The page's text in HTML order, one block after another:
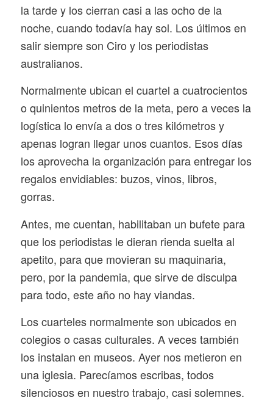
la tarde y los cierran casi a las ocho de la
noche, cuando todavía hay sol. Los últimos en
salir siempre son Ciro y los periodistas
australianos.
Normalmente ubican el cuartel a cuatrocientos
o quinientos metros de la meta, pero a veces la
logística lo envía a dos o tres kilómetros y
apenas logran llegar unos cuantos. Esos días
los aprovecha la organización para entregar los
regalos envidiables: buzos, vinos, libros,
gorras.
Antes, me cuentan, habilitaban un bufete para
que los periodistas le dieran rienda suelta al
apetito, para que movieran su maquinaria,
pero, por la pandemia, que sirve de disculpa
para todo, este año no hay viandas.
Los cuarteles normalmente son ubicados en
colegios o casas culturales. A veces también
los instalan en museos. Ayer nos metieron en
una iglesia. Parecíamos escribas, todos
silenciosos en nuestro trabajo, casi solemnes.